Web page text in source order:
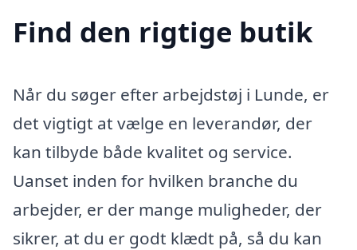
Find den rigtige butik
Når du søger efter arbejdstøj i Lunde, er
det vigtigt at vælge en leverandør, der
kan tilbyde både kvalitet og service.
Uanset inden for hvilken branche du
arbejder, er der mange muligheder, der
sikrer, at du er godt klædt på, så du kan